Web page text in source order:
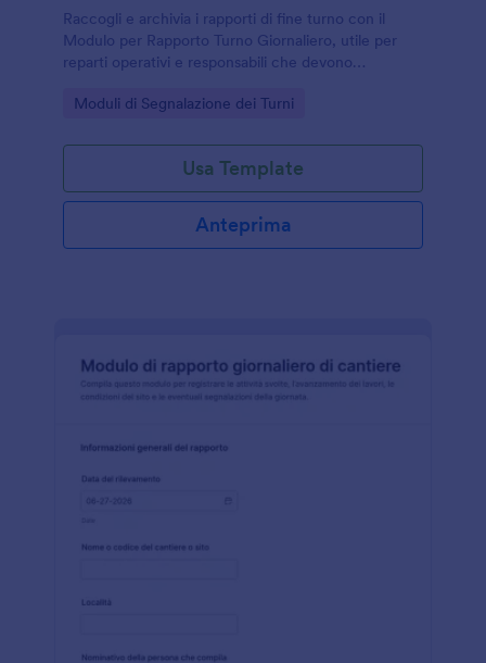
Raccogli e archivia i rapporti di fine turno con il
Modulo per Rapporto Turno Giornaliero, utile per
reparti operativi e responsabili che devono
con Jotform.
Go to Category:
Moduli di Segnalazione dei Turni
Usa Template
Anteprima